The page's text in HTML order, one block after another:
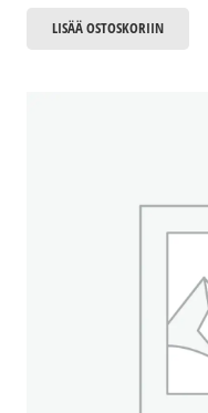
LISÄÄ OSTOSKORIIN